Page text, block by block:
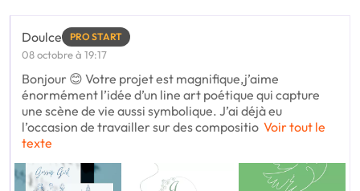
Doulce PRO START
08 octobre à 19:17
Bonjour 😊 Votre projet est magnifique,j’aime
énormément l’idée d’un line art poétique qui capture
une scène de vie aussi symbolique. J’ai déjà eu
l’occasion de travailler sur des compositio Voir tout le
texte